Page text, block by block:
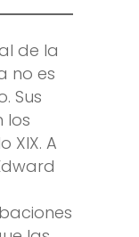
de la
no es
Sus
los
XIX. A